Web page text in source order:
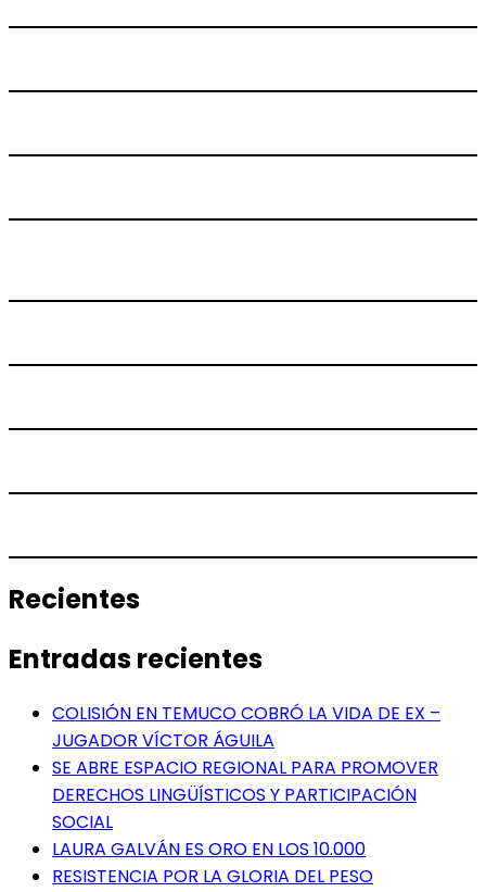
Recientes
Entradas recientes
COLISIÓN EN TEMUCO COBRÓ LA VIDA DE EX –
JUGADOR VÍCTOR ÁGUILA
SE ABRE ESPACIO REGIONAL PARA PROMOVER
DERECHOS LINGÜÍSTICOS Y PARTICIPACIÓN
SOCIAL
LAURA GALVÁN ES ORO EN LOS 10.000
RESISTENCIA POR LA GLORIA DEL PESO